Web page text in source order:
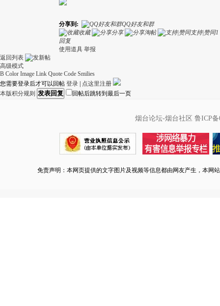
分享到:
QQ好友和群
收藏
分享 淘帖 支持|赞同1
回复
使用道具 举报
返回列表
高级模式
B Color Image Link Quote Code Smilies
您需要登录后才可以回帖 登录
点这里注册
本版积分规则 发表回复 回帖后跳转到最后一页
烟台论坛-烟台社区 鲁ICP备
免责声明：本网页提供的文字图片及视频等信息都由网友产生，本网